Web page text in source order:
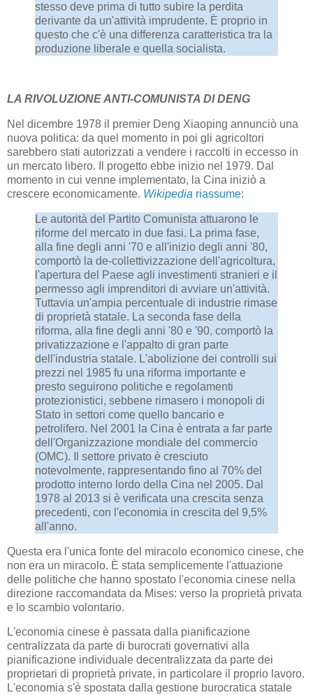
stesso deve prima di tutto subire la perdita
derivante da un'attività imprudente. È proprio in
questo che c'è una differenza caratteristica tra la
produzione liberale e quella socialista.
LA RIVOLUZIONE ANTI-COMUNISTA DI DENG
Nel dicembre 1978 il premier Deng Xiaoping annunciò una
nuova politica: da quel momento in poi gli agricoltori
sarebbero stati autorizzati a vendere i raccolti in eccesso in
un mercato libero. Il progetto ebbe inizio nel 1979. Dal
momento in cui venne implementato, la Cina iniziò a
crescere economicamente. Wikipedia riassume:
Le autorità del Partito Comunista attuarono le
riforme del mercato in due fasi. La prima fase,
alla fine degli anni '70 e all'inizio degli anni '80,
comportò la de-collettivizzazione dell'agricoltura,
l'apertura del Paese agli investimenti stranieri e il
permesso agli imprenditori di avviare un'attività.
Tuttavia un'ampia percentuale di industrie rimase
di proprietà statale. La seconda fase della
riforma, alla fine degli anni '80 e '90, comportò la
privatizzazione e l'appalto di gran parte
dell'industria statale. L'abolizione dei controlli sui
prezzi nel 1985 fu una riforma importante e
presto seguirono politiche e regolamenti
protezionistici, sebbene rimasero i monopoli di
Stato in settori come quello bancario e
petrolifero. Nel 2001 la Cina è entrata a far parte
dell'Organizzazione mondiale del commercio
(OMC). Il settore privato è cresciuto
notevolmente, rappresentando fino al 70% del
prodotto interno lordo della Cina nel 2005. Dal
1978 al 2013 si è verificata una crescita senza
precedenti, con l'economia in crescita del 9,5%
all'anno.
Questa era l'unica fonte del miracolo economico cinese, che
non era un miracolo. È stata semplicemente l'attuazione
delle politiche che hanno spostato l'economia cinese nella
direzione raccomandata da Mises: verso la proprietà privata
e lo scambio volontario.
L'economia cinese è passata dalla pianificazione
centralizzata da parte di burocrati governativi alla
pianificazione individuale decentralizzata da parte dei
proprietari di proprietà private, in particolare il proprio lavoro.
L'economia s'è spostata dalla gestione burocratica statale